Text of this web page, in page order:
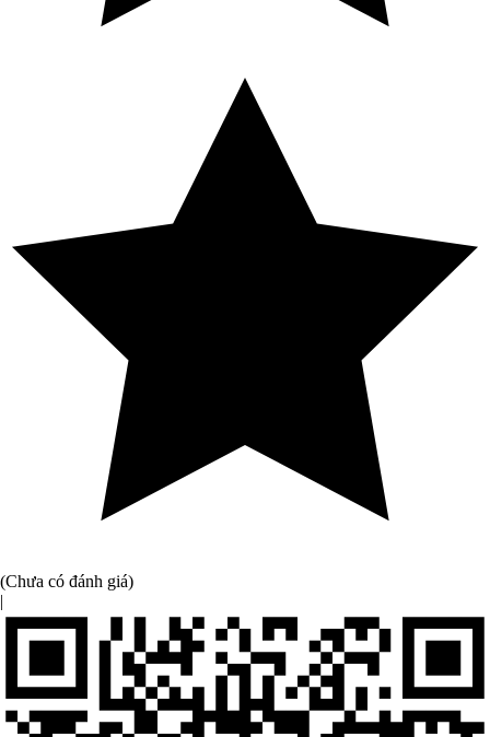
(Chưa có đánh giá)
|